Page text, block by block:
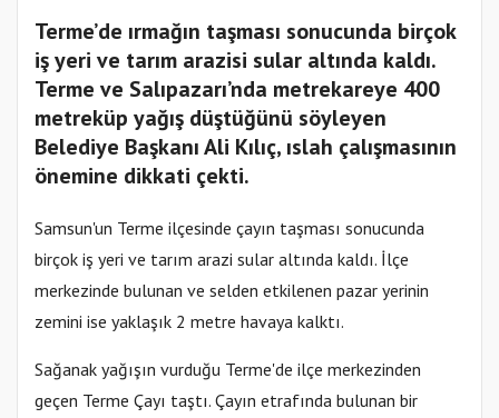
Terme’de ırmağın taşması sonucunda birçok
iş yeri ve tarım arazisi sular altında kaldı.
Terme ve Salıpazarı’nda metrekareye 400
metreküp yağış düştüğünü söyleyen
Belediye Başkanı Ali Kılıç, ıslah çalışmasının
önemine dikkati çekti.
Samsun'un Terme ilçesinde çayın taşması sonucunda
birçok iş yeri ve tarım arazi sular altında kaldı. İlçe
merkezinde bulunan ve selden etkilenen pazar yerinin
zemini ise yaklaşık 2 metre havaya kalktı.
Sağanak yağışın vurduğu Terme'de ilçe merkezinden
geçen Terme Çayı taştı. Çayın etrafında bulunan bir